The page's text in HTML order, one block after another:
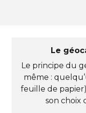
Le
Le principe du
même :
feuille de
son choix